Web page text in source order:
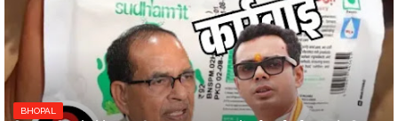
BHOPAL